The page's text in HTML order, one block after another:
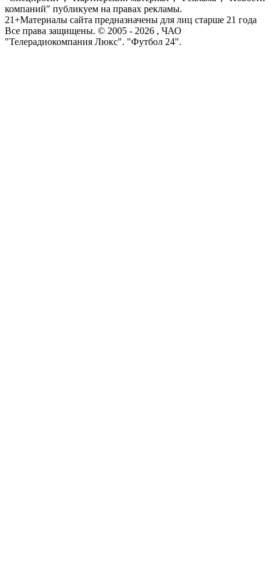
компаний" публикуем на правах рекламы.
21+Материалы сайта предназначены для лиц старше 21 года
Все права защищены. © 2005 - 2026 , ЧАО
"Телерадиокомпания Люкс". "Футбол 24".